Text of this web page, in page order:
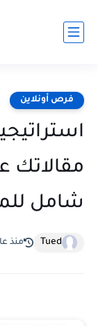
فرص أونلاين
مقالاتك
شامل
Tued منذ